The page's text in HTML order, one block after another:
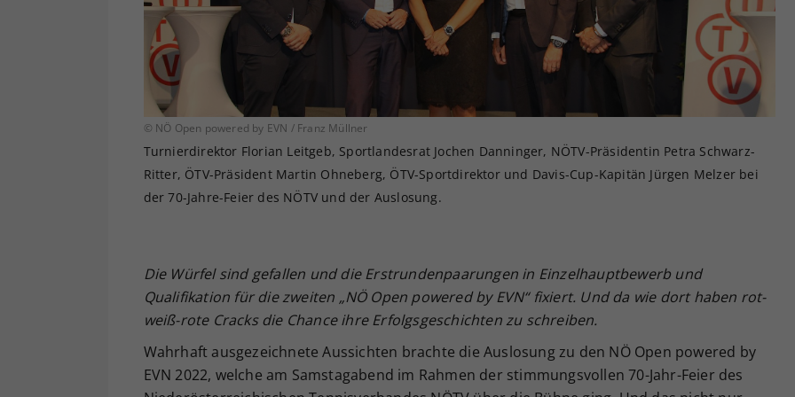
© NÖ Open powered by EVN / Franz Müllner
Turnierdirektor Florian Leitgeb, Sportlandesrat Jochen Danninger, NÖTV-Präsidentin Petra Schwarz-
Ritter, ÖTV-Präsident Martin Ohneberg, ÖTV-Sportdirektor und Davis-Cup-Kapitän Jürgen Melzer bei
der 70-Jahre-Feier des NÖTV und der Auslosung.
Die Würfel sind gefallen und die Erstrundenpaarungen in Einzelhauptbewerb und
Qualifikation für die zweiten „NÖ Open powered by EVN“ fixiert. Und da wie dort haben rot-
weiß-rote Cracks die Chance ihre Erfolgsgeschichten zu schreiben.
Wahrhaft ausgezeichnete Aussichten brachte die Auslosung zu den NÖ Open powered by
EVN 2022, welche am Samstagabend im Rahmen der stimmungsvollen 70-Jahr-Feier des
Ihrer vorgenommen Einstellungen, falls der
Webseiten-Betreiber dies eingestellt hat.